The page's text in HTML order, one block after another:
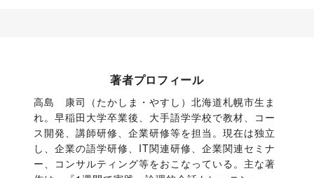
著者プロフィール
高島　康司（たかしま・やすし）北海道札幌市生ま
れ。早稲田大学卒業後、大手語学学校で教材、コー
ス開発、講師研修、企業研修等を担当。現在は独立
し、企業の語学研修、IT関連研修、企業関連セミナ
ー、コンサルティング等をおこなっている。主な著